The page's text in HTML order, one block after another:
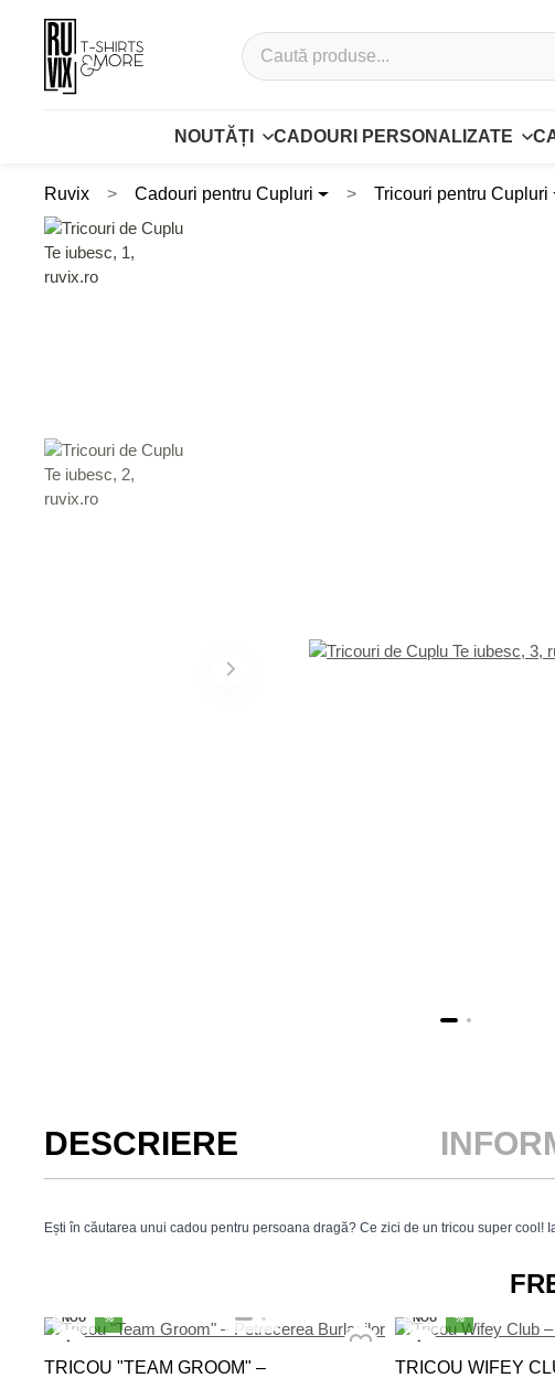
NOUTĂȚI CADOURI PERSONALIZATE
Ruvix Cadouri pentru Cupluri Tricouri pentru Cupluri
DESCRIERE
Ești în căutarea unui cadou pentru persoana dragă? Ce zici de un tricou super
NOU %
TRICOU "TEAM GROOM" –
NOU %
TRICOU WIFEY